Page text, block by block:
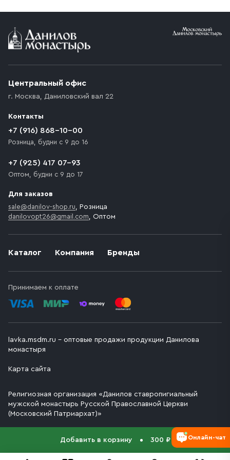
Добавить в корзину 300 ₽
Условия доставки
возникают препятствия для подъезда автомобиля,
которое максимально близко к месту запланированной
движения. Если на территории места назначения
доставки предусмотрен платный въезд, то Покупателю
необходимо компенсировать стоимость въезда
Каталог Компания Бренды
Принимаем к оплате
Центральный офис
г. Москва, Даниловский вал 22
Контакты
+7 (916) 868-10-00
Розница, будни с 9 до 16
+7 (925) 417 07-93
Оптом, будни с 9 до 17
Для заказов
sale@danilov-shop.ru, Розница
danilovopt26@gmail.com, Оптом
lavka.msdm.ru – оптовые продажи продукции Данилова
монастыря
Карта сайта
Религиозная организация «Данилов ставропигиальный
мужской монастырь Русской Православной Церкви
(Московский Патриархат)»
Онлайн-чат